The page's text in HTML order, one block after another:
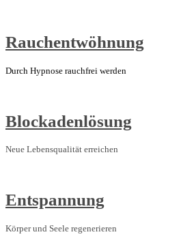
Rauchentwöhnung
Durch Hypnose rauchfrei werden
Blockadenlösung
Neue Lebensqualität erreichen
Entspannung
Körper und Seele regenerieren